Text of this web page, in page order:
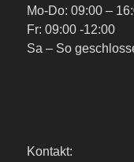
Mo-Do: 09:00 –
Fr: 09:00 -12:00
Sa – So
Kontakt: